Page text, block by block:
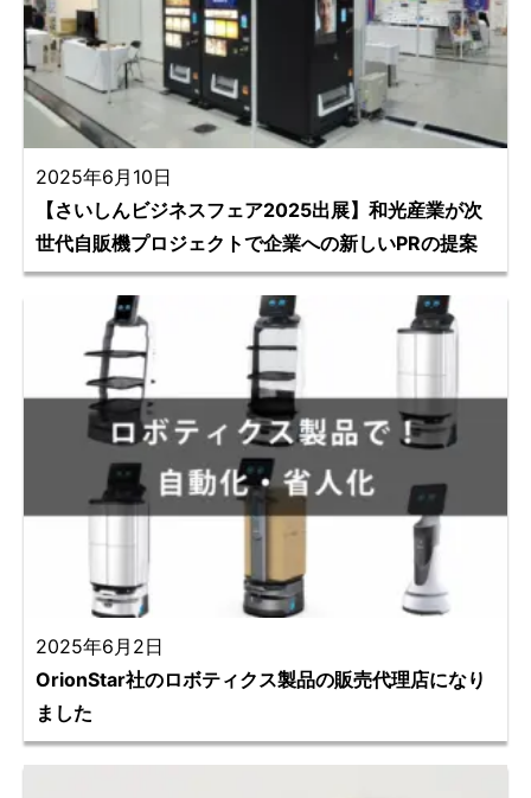
2025年6月10日
【さいしんビジネスフェア2025出展】和光産業が次
世代自販機プロジェクトで企業への新しいPRの提案
2025年6月2日
OrionStar社のロボティクス製品の販売代理店になり
ました